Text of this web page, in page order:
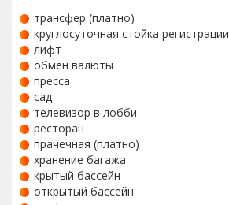
трансфер (платно)
круглосуточная стойка регистрации
лифт
обмен валюты
пресса
сад
телевизор в лобби
ресторан
прачечная (платно)
хранение багажа
крытый бассейн
открытый бассейн